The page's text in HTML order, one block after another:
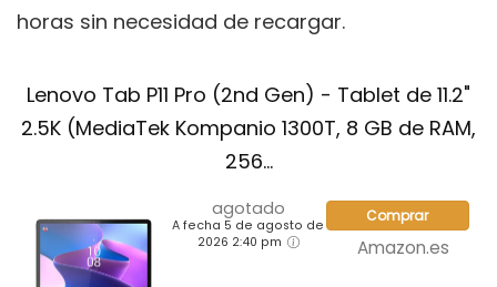
horas sin necesidad de recargar.
Lenovo Tab P11 Pro (2nd Gen) - Tablet de 11.2"
2.5K (MediaTek Kompanio 1300T, 8 GB de RAM,
256...
agotado
A fecha 5 de agosto de
2026 2:40 pm
Comprar
Amazon.es